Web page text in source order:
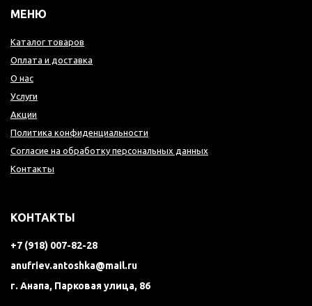
МЕНЮ
Каталог товаров
Оплата и доставка
О нас
Услуги
Акции
Политика конфиденциальности
Согласие на обработку персональных данных
Контакты
КОНТАКТЫ
+7 (918) 007-82-28
anufriev.antoshka@mail.ru
г. Анапа, Парковая улица, 86